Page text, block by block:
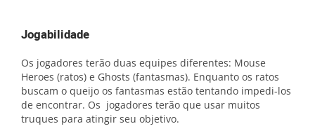
Jogabilidade
Os jogadores terão duas equipes diferentes: Mouse
Heroes (ratos) e Ghosts (fantasmas). Enquanto os ratos
buscam o queijo os fantasmas estão tentando impedi-los
de encontrar. Os jogadores terão que usar muitos
truques para atingir seu objetivo.